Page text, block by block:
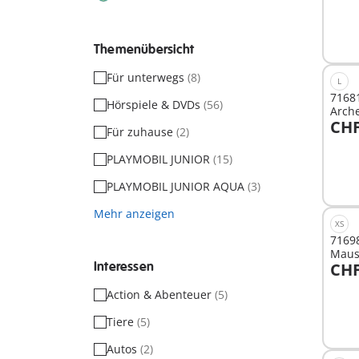
Themenübersicht
Für unterwegs (8)
Hörspiele & DVDs (56)
Für zuhause (2)
PLAYMOBIL JUNIOR (15)
PLAYMOBIL JUNIOR AQUA (3)
Mehr anzeigen
Interessen
Action & Abenteuer (5)
Tiere (5)
Autos (2)
L
XS